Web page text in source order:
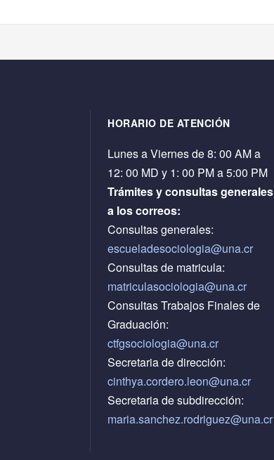
HORARIO DE ATENCIÓN
Lunes a Viernes de 8: 00 AM a
12: 00 MD y 1: 00 PM a 5:00 PM
Trámites y consultas generales
a los correos:
Consultas generales:
escueladesociologia@una.cr
Consultas de matricula:
matriculasociologia@una.cr
Consultas Trabajos Finales de
Graduación:
ctfgsociologia@una.cr
Secretaria de dirección:
cinthya.cordero.leon@una.cr
Secretaria de subdirección:
maria.sanchez.rodriguez@una.cr